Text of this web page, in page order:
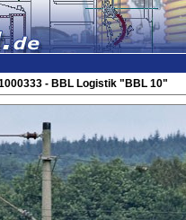
- BBL Logistik "BBL 10"